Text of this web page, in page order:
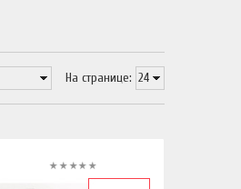
На странице: